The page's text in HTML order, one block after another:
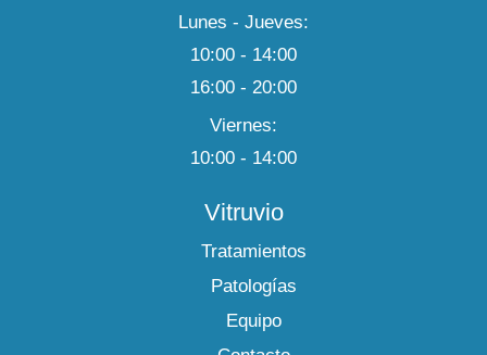
Lunes - Jueves:
10:00 - 14:00
16:00 - 20:00
Viernes:
10:00 - 14:00
Vitruvio
Tratamientos
Patologías
Equipo